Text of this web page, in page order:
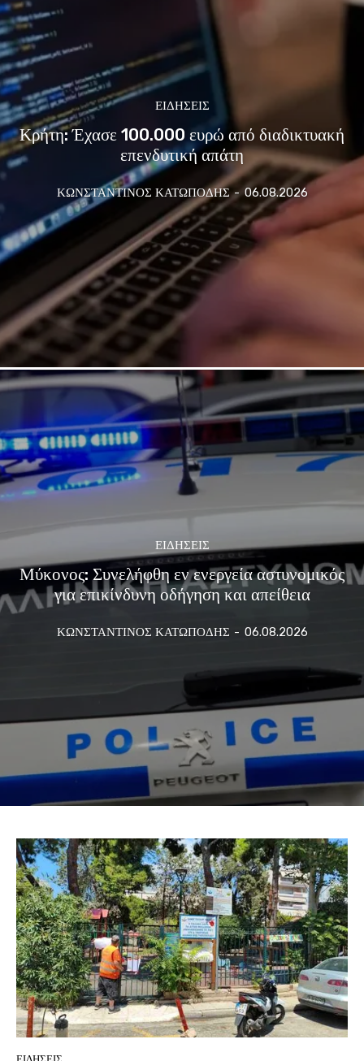
ΕΙΔΗΣΕΙΣ
Κρήτη: Έχασε 100.000 ευρώ από διαδικτυακή
επενδυτική απάτη
ΚΩΝΣΤΑΝΤΙΝΟΣ ΚΑΤΩΠΟΔΗΣ - 06.08.2026
ΕΙΔΗΣΕΙΣ
Μύκονος: Συνελήφθη εν ενεργεία αστυνομικός
για επικίνδυνη οδήγηση και απείθεια
ΚΩΝΣΤΑΝΤΙΝΟΣ ΚΑΤΩΠΟΔΗΣ - 06.08.2026